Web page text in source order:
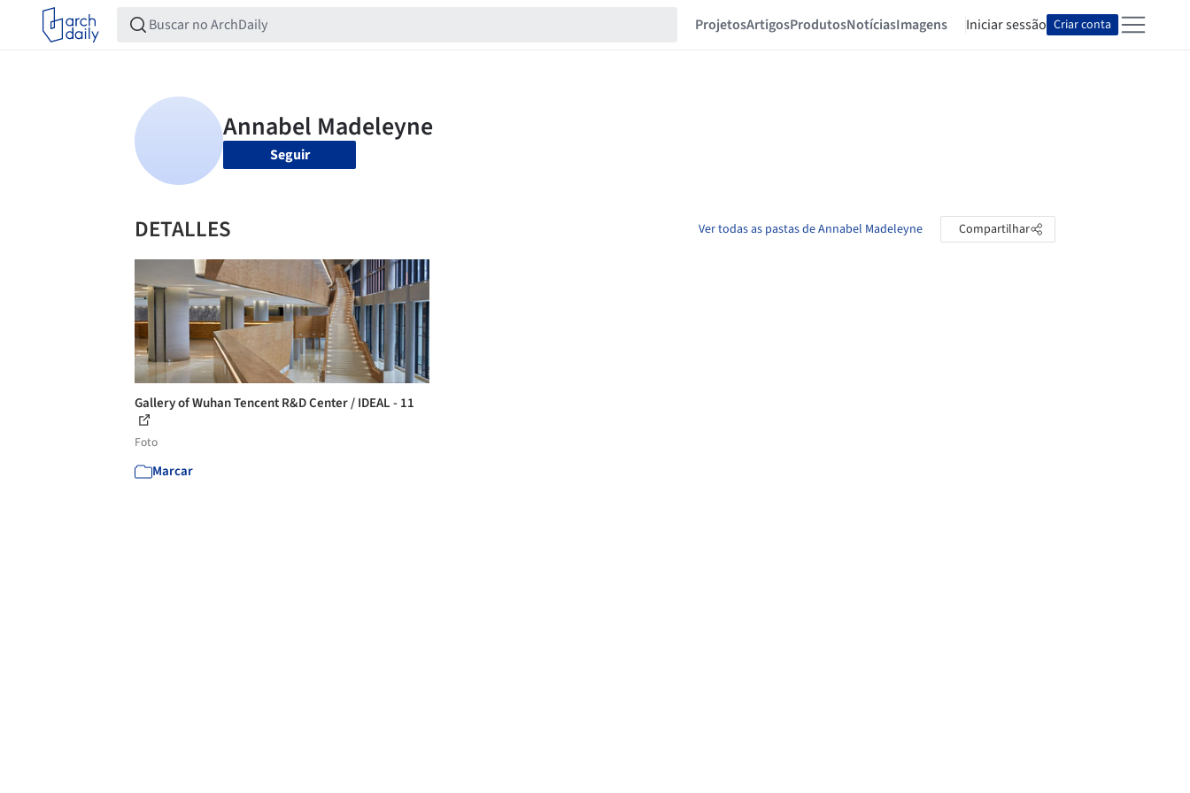
ProjetosArtigosProdutosNotíciasImagens Iniciar sessão Criar conta
Seguir
DETALLES Ver todas as pastas de Annabel Madeleyne Compartilhar
Gallery of Wuhan Tencent R&D Center / IDEAL - 11
Foto
Marcar